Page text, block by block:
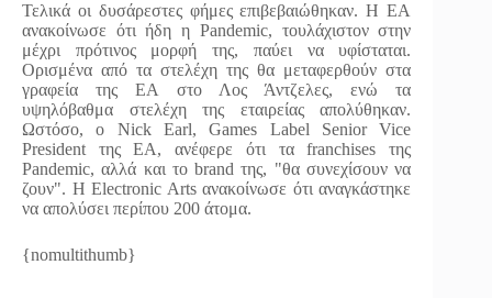
Τελικά οι δυσάρεστες φήμες επιβεβαιώθηκαν. Η ΕΑ
ανακοίνωσε ότι ήδη η Pandemic, τουλάχιστον στην
μέχρι πρότινος μορφή της, παύει να υφίσταται.
Ορισμένα από τα στελέχη της θα μεταφερθούν στα
γραφεία της ΕΑ στο Λος Άντζελες, ενώ τα
υψηλόβαθμα στελέχη της εταιρείας απολύθηκαν.
Ωστόσο, ο Nick Earl, Games Label Senior Vice
President της EA, ανέφερε ότι τα franchises της
Pandemic, αλλά και το brand της, "θα συνεχίσουν να
ζουν". Η Electronic Arts ανακοίνωσε ότι αναγκάστηκε
να απολύσει περίπου 200 άτομα.
{nomultithumb}